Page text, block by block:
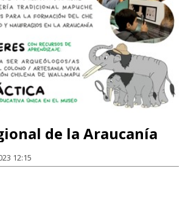
de la Araucanía
12:15
Regional de la Araucanía